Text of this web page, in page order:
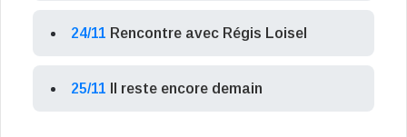
24/11 Rencontre avec Régis Loisel
25/11 Il reste encore demain